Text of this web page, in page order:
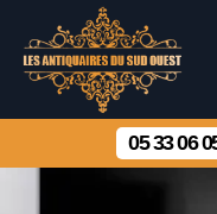
05 33 06